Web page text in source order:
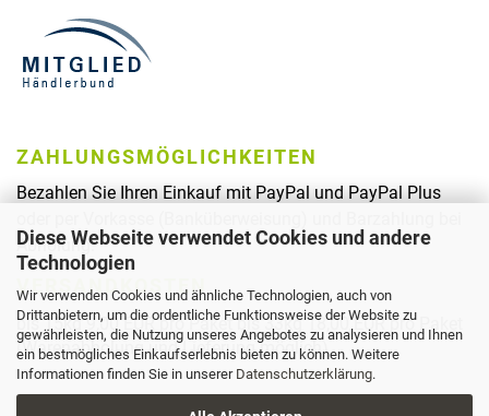
Diese Webseite verwendet Cookies und andere
Technologien
Wir verwenden Cookies und ähnliche Technologien, auch von
Drittanbietern, um die ordentliche Funktionsweise der Website zu
gewährleisten, die Nutzung unseres Angebotes zu analysieren und Ihnen
ein bestmögliches Einkaufserlebnis bieten zu können. Weitere
Informationen finden Sie in unserer Datenschutzerklärung.
ZAHLUNGSMÖGLICHKEITEN
Bezahlen Sie Ihren Einkauf mit PayPal und PayPal Plus
Abholung.
VERSANDKOSTEN
bis 15kg 9,00 EUR pro Paket bis 33kg 18,00 EUR pro Paket
(Warenabholung und Lieferung möglich)